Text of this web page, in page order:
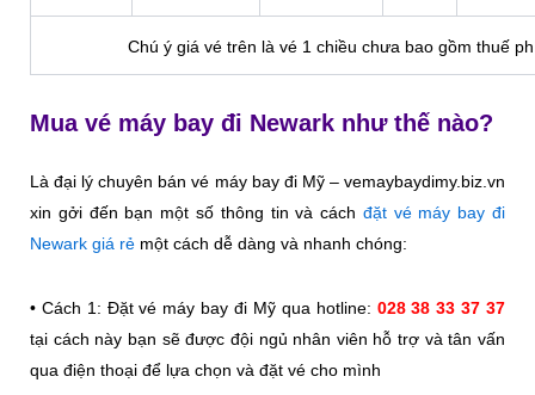
Chú ý giá vé trên là vé 1 chiều chưa bao gồm thuế
Mua vé máy bay đi Newark như thế nào?
Là đại lý chuyên bán vé máy bay đi Mỹ – vemaybaydimy.biz.vn
xin gởi đến bạn một số thông tin và cách đặt vé máy bay đi
Newark giá rẻ một cách dễ dàng và nhanh chóng:
• Cách 1: Đặt vé máy bay đi Mỹ qua hotline: 028 38 33 37 37
tại cách này bạn sẽ được đội ngủ nhân viên hỗ trợ và tân vấn
qua điện thoại để lựa chọn và đặt vé cho mình